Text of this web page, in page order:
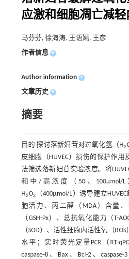
应激和细胞凋亡减
马芬芬, 徐海涛, 王语嫣, 王彦
作者信息 +
Author information +
文章历史 +
摘要
目的 探讨落新妇苷对过氧化氢（H2
皮细胞（HUVEC）损伤的保护作用
法筛选落新妇苷实验浓度。将
和中/高浓度（50、100μmol/
H2O2
（400μmol/L）诱导建立
胞活力、丙二醛（MDA）含量
（GSH-Px）、总抗氧化能力（T-
（SOD）、活性细胞内活性氧（
水平；实时荧光定量PCR（RT-
caspase-8、Bax、Bcl-2、